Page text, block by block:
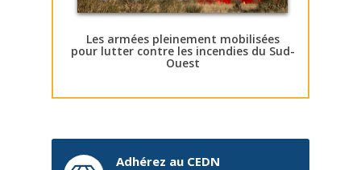
Les armées pleinement mobilisées
pour lutter contre les incendies du Sud-
Ouest
Adhérez au CEDN